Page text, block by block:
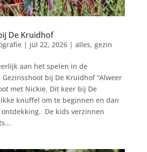
De Kruidhof
| jul 22, 2026| alles, gezin
aan het spelen in de
bij De Kruidhof “Alweer
met Nickie. Dit keer bij De
knuffel om te beginnen en dan
ontdekking. De kids verzinnen